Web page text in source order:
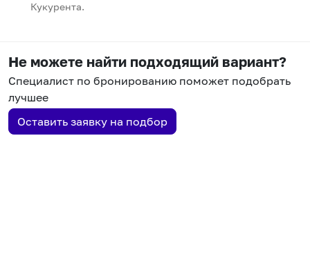
Кукурента.
Не можете найти подходящий вариант?
Специалист по бронированию поможет подобрать
лучшее
Оставить заявку на подбор